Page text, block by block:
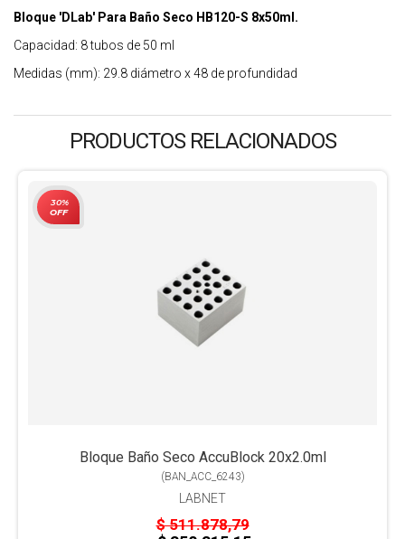
Bloque 'DLab' Para Baño Seco HB120-S 8x50ml.
Capacidad: 8 tubos de 50 ml
Medidas (mm): 29.8 diámetro x 48 de profundidad
PRODUCTOS RELACIONADOS
30%
OFF
Bloque Baño Seco AccuBlock 20x2.0ml
(BAN_ACC_6243)
LABNET
$ 511.878,79